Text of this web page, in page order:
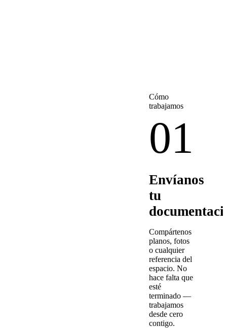
Cómo
trabajamos
01
Envíanos
tu
Compártenos
planos, fotos
o cualquier
referencia del
espacio. No
hace falta que
esté
terminado —
trabajamos
desde cero
contigo.